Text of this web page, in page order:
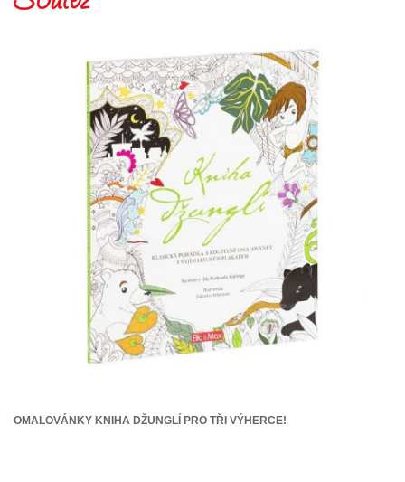
OMALOVÁNKY KNIHA DŽUNGLÍ PRO TŘI VÝHERCE!